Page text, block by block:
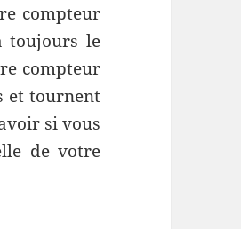
compteur
toujours le
compteur
et tournent
si vous
de votre